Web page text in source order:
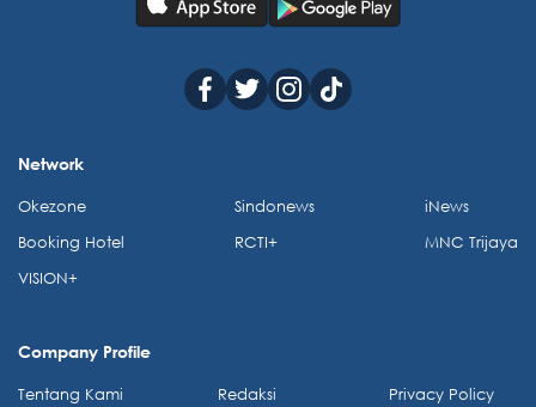
Network
Okezone
Booking Hotel
VISION+
Sindonews
RCTI+
iNews
MNC Trijaya
Company Profile
Tentang Kami Redaksi Privacy Policy